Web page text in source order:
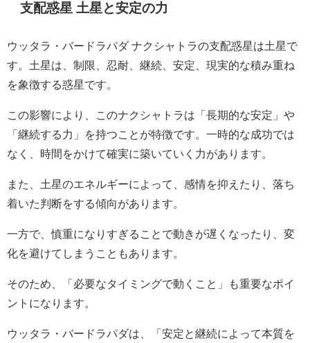
支配惑星 土星と安定の力
ウッタラ・バードラパダ ナクシャトラの支配惑星は土星で
す。土星は、制限、忍耐、継続、安定、現実的な積み重ね
を象徴する惑星です。
この影響により、このナクシャトラは「長期的な安定」や
「継続する力」を持つことが特徴です。一時的な成功では
なく、時間をかけて確実に築いていく力があります。
また、土星のエネルギーによって、感情を抑えたり、落ち
着いた判断をする傾向があります。
一方で、慎重になりすぎることで動きが遅くなったり、変
化を避けてしまうこともあります。
そのため、「必要なタイミングで動くこと」も重要なポイ
ントになります。
ウッタラ・バードラパダは、「安定と継続によって本質を